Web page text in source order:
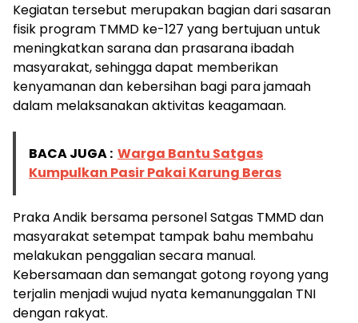
Kegiatan tersebut merupakan bagian dari sasaran
fisik program TMMD ke-127 yang bertujuan untuk
meningkatkan sarana dan prasarana ibadah
masyarakat, sehingga dapat memberikan
kenyamanan dan kebersihan bagi para jamaah
dalam melaksanakan aktivitas keagamaan.
BACA JUGA : Warga Bantu Satgas
Kumpulkan Pasir Pakai Karung Beras
Praka Andik bersama personel Satgas TMMD dan
masyarakat setempat tampak bahu membahu
melakukan penggalian secara manual.
Kebersamaan dan semangat gotong royong yang
terjalin menjadi wujud nyata kemanunggalan TNI
dengan rakyat.